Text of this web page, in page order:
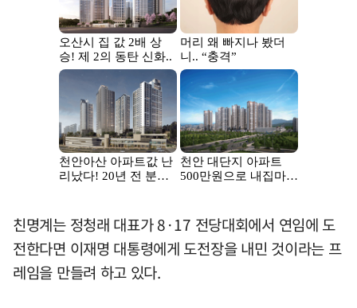
친명계는 정청래 대표가 8·17 전당대회에서 연임에 도
전한다면 이재명 대통령에게 도전장을 내민 것이라는 프
레임을 만들려 하고 있다.